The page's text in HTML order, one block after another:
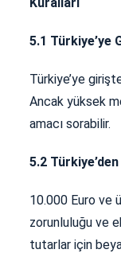
Kuralları
5.1 Türkiye’ye
Türkiye’ye
Ancak yüksek
amacı sorabilir.
5.2 Türkiye’den
10.000 Euro ve
zorunluluğu ve
tutarlar için